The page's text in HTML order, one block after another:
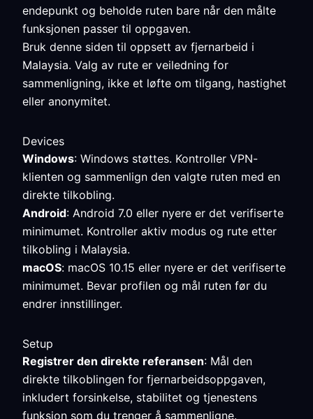
endepunkt og beholde ruten bare når den målte
funksjonen passer til oppgaven.
Bruk denne siden til oppsett av fjernarbeid i
Malaysia. Valg av rute er veiledning for
sammenligning, ikke et løfte om tilgang, hastighet
eller anonymitet.
Devices
Windows: Windows støttes. Kontroller VPN-
klienten og sammenlign den valgte ruten med en
direkte tilkobling.
Android: Android 7.0 eller nyere er det verifiserte
minimumet. Kontroller aktiv modus og rute etter
tilkobling i Malaysia.
macOS: macOS 10.15 eller nyere er det verifiserte
minimumet. Bevar profilen og mål ruten før du
endrer innstillinger.
Setup
Registrer den direkte referansen: Mål den
direkte tilkoblingen for fjernarbeidsoppgaven,
inkludert forsinkelse, stabilitet og tjenestens
funksjon som du trenger å sammenligne.